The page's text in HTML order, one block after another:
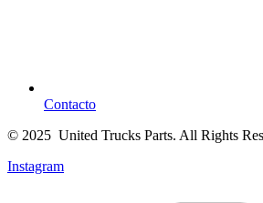
Contacto
© 2025 United Trucks Parts. All Rights
Instagram